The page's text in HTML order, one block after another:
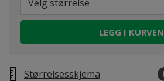
Velg størrelse
LEGG I KURVEN
Størrelsesskjema